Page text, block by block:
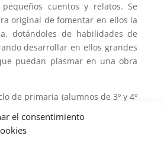
el consentimiento
cuentos y relatos. Se
original de fomentar en ellos la
dotándoles de habilidades de
desarrollar en ellos grandes
puedan plasmar en una obra
de primaria (alumnos de 3º y 4º